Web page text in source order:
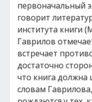
первоначальный
говорит
института книги
Гаврилов
встречает
достаточно
что книга должна
словам